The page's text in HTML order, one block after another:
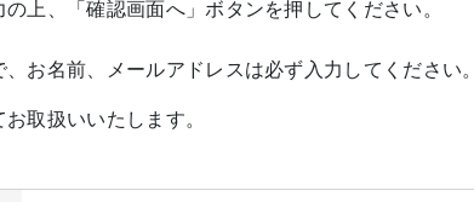
上、「確認画面へ」ボタンを押してください。
お名前、メールアドレスは必ず入力してください。
取扱いいたします。